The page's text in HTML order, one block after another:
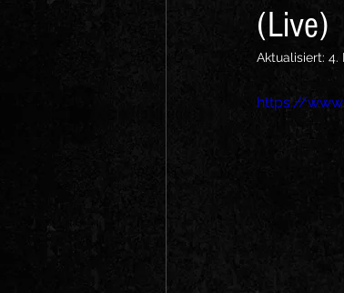
(Live)
Aktualisiert: 4.
https://